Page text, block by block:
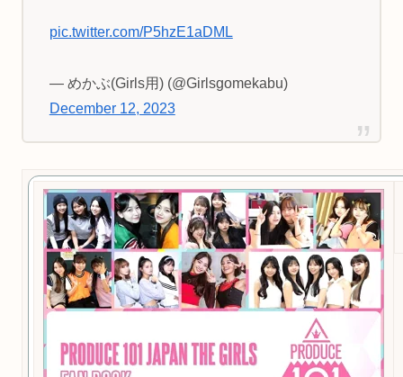
pic.twitter.com/P5hzE1aDML
— めかぶ(Girls用) (@Girlsgomekabu)
December 12, 2023